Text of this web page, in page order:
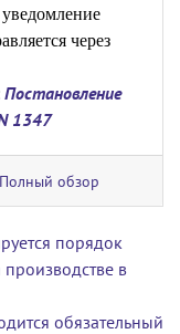
через
Постановление
1347
Полный обзор
порядок
производстве в
обязательный